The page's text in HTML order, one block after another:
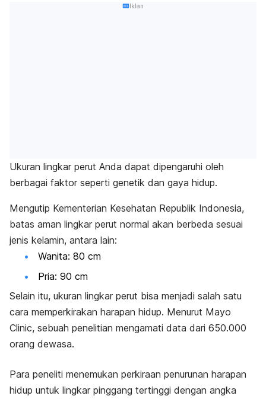
Iklan
Ukuran lingkar perut Anda dapat dipengaruhi oleh
berbagai faktor seperti genetik dan gaya hidup.
Mengutip Kementerian Kesehatan Republik Indonesia,
batas aman lingkar perut normal akan berbeda sesuai
jenis kelamin, antara lain:
Wanita: 80 cm
Pria: 90 cm
Selain itu, ukuran lingkar perut bisa menjadi salah satu
cara memperkirakan harapan hidup. Menurut Mayo
Clinic, sebuah penelitian mengamati data dari 650.000
orang dewasa.
Para peneliti menemukan perkiraan penurunan harapan
hidup untuk lingkar pinggang tertinggi dengan angka